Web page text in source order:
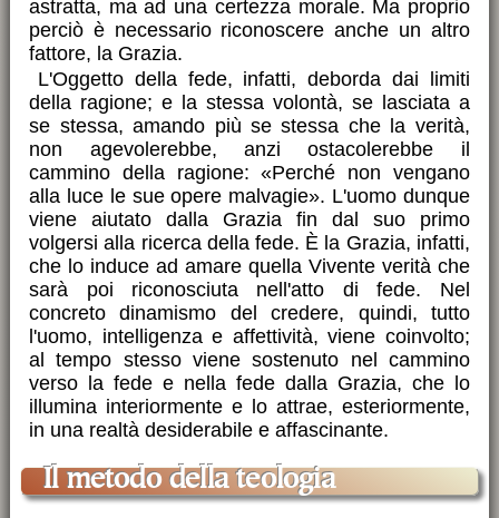
astratta, ma ad una certezza morale. Ma proprio
perciò è necessario riconoscere anche un altro
fattore, la Grazia.
L'Oggetto della fede, infatti, deborda dai limiti
della ragione; e la stessa volontà, se lasciata a
se stessa, amando più se stessa che la verità,
non agevolerebbe, anzi ostacolerebbe il
cammino della ragione: «Perché non vengano
alla luce le sue opere malvagie». L'uomo dunque
viene aiutato dalla Grazia fin dal suo primo
volgersi alla ricerca della fede. È la Grazia, infatti,
che lo induce ad amare quella Vivente verità che
sarà poi riconosciuta nell'atto di fede. Nel
concreto dinamismo del credere, quindi, tutto
l'uomo, intelligenza e affettività, viene coinvolto;
al tempo stesso viene sostenuto nel cammino
verso la fede e nella fede dalla Grazia, che lo
illumina interiormente e lo attrae, esteriormente,
in una realtà desiderabile e affascinante.
Il metodo della teologia